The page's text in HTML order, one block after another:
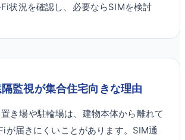
状況を確認し、必要ならSIMを検討
監視が集合住宅向きな理由
き場や駐輪場は、建物本体から離れて
が届きにくいことがあります。SIM通